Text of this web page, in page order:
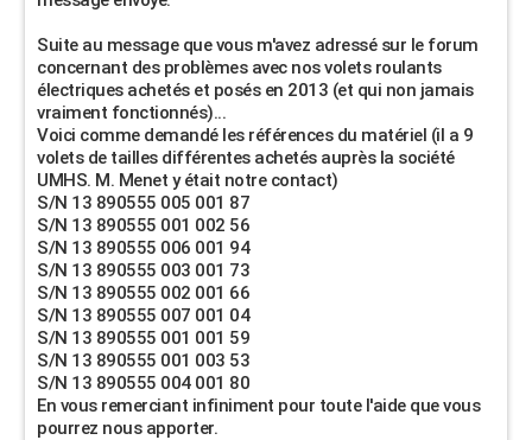
Suite au message que vous m'avez adressé sur le forum
concernant des problèmes avec nos volets roulants
électriques achetés et posés en 2013 (et qui non jamais
vraiment fonctionnés)...
Voici comme demandé les références du matériel (il a 9
volets de tailles différentes achetés auprès la société
UMHS. M. Menet y était notre contact)
S/N 13 890555 005 001 87
S/N 13 890555 001 002 56
S/N 13 890555 006 001 94
S/N 13 890555 003 001 73
S/N 13 890555 002 001 66
S/N 13 890555 007 001 04
S/N 13 890555 001 001 59
S/N 13 890555 001 003 53
S/N 13 890555 004 001 80
En vous remerciant infiniment pour toute l'aide que vous
pourrez nous apporter.